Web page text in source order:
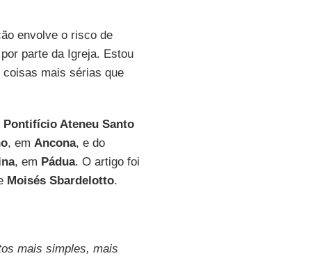
envolve o risco de
parte da Igreja. Estou
coisas mais sérias que
Pontifício Ateneu Santo
, em Ancona, e do
, em Pádua. O artigo foi
Moisés Sbardelotto.
mais simples, mais